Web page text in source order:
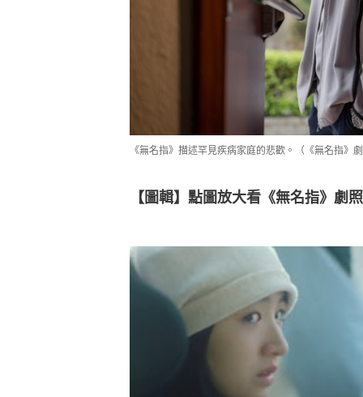
《無名指》描述罕見疾病家庭的悲歡。（《無名指》
【圖輯】點圖放大看《無名指》劇照